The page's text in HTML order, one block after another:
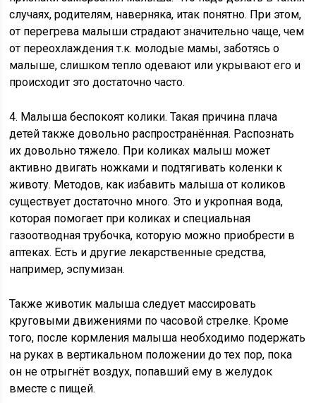
случаях, родителям, наверняка, итак понятно. При этом,
от перегрева малыши страдают значительно чаще, чем
от переохлаждения т.к. молодые мамы, заботясь о
малыше, слишком тепло одевают или укрывают его и
происходит это достаточно часто.
4. Малыша беспокоят колики. Такая причина плача
детей также довольно распространённая. Распознать
их довольно тяжело. При коликах малыш может
активно двигать ножками и подтягивать коленки к
животу. Методов, как избавить малыша от коликов
существует достаточно много. Это и укропная вода,
которая помогает при коликах и специальная
газоотводная трубочка, которую можно приобрести в
аптеках. Есть и другие лекарственные средства,
например, эспумизан.
Также животик малыша следует массировать
круговыми движениями по часовой стрелке. Кроме
того, после кормления малыша необходимо подержать
на руках в вертикальном положении до тех пор, пока
он не отрыгнёт воздух, попавший ему в желудок
вместе с пищей.